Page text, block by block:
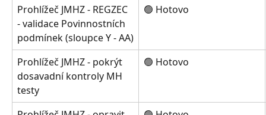
Prohlížeč JMHZ - REGZEC
- validace Povinnostních
podmínek (sloupce Y - AA)
🟢 Hotovo
Prohlížeč JMHZ - pokrýt
dosavadní kontroly MH
testy
🟢 Hotovo